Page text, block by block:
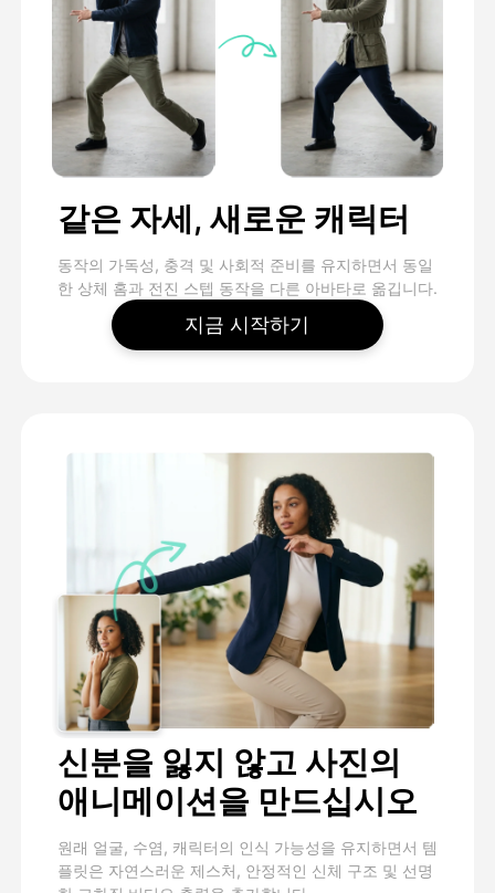
같은 자세, 새로운 캐릭터
동작의 가독성, 충격 및 사회적 준비를 유지하면서 동일
한 상체 홈과 전진 스텝 동작을 다른 아바타로 옮깁니다.
지금 시작하기
신분을 잃지 않고 사진의
애니메이션을 만드십시오
원래 얼굴, 수염, 캐릭터의 인식 가능성을 유지하면서 템
플릿은 자연스러운 제스처, 안정적인 신체 구조 및 선명